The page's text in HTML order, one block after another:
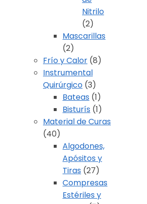
Nitrilo
(2)
Mascarillas
(2)
Frío y Calor (8)
Instrumental
Quirúrgico (3)
Bateas (1)
Bisturís (1)
Material de Curas
(40)
Algodones,
Apósitos y
Tiras (27)
Compresas
Estériles y